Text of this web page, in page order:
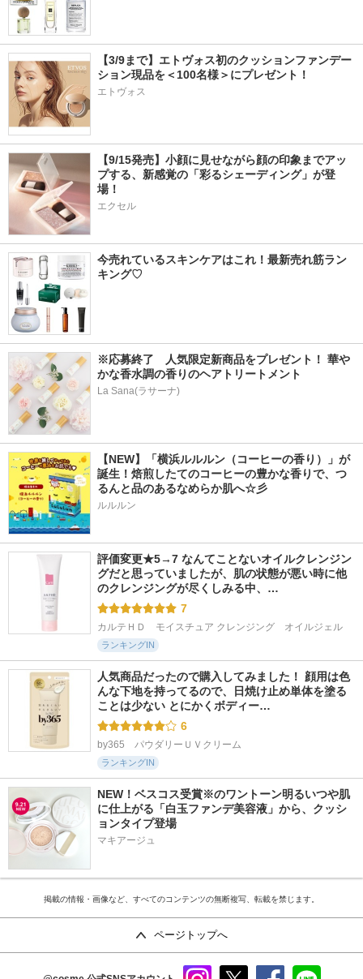
【3/9まで】エトヴォス初のクッションファンデー
ション現品を＜100名様＞にプレゼント！
エトヴォス
【9/15発売】小顔に見せながら顔の印象までアッ
プする、新感覚の「彩るシェーディング」が登
場！
エクセル
今売れているスキンケアはこれ！最新売れ筋ラン
キング♡
※応募終了　人気限定新商品をプレゼント！ 華や
かな香水調の香りのヘアトリートメント
La Sana(ラサーナ)
【NEW】「横浜ルルルン（コーヒーの香り）」が
誕生！焙煎したてのコーヒーの豊かな香りで、つ
るんと品のあるなめらか肌へ☆彡
ルルルン
評価変更★5→7 なんてことないオイルクレンジン
グだと思っていましたが、肌の状態が悪い時に他
のクレンジングが尽くしみる中、…
7
カルテＨＤ　モイスチュア クレンジング　オイルジェル
ランキングIN
人気商品だったので購入してみました！ 顔用は色
んな下地を持ってるので、日焼け止め単体を塗る
ことは少ない とにかくボディー…
6
by365　パウダリーＵＶクリーム
ランキングIN
NEW！ベスコス受賞※のワントーン明るいつや肌
に仕上がる「白玉ファンデ美容液」から、クッシ
ョンタイプ登場
マキアージュ
掲載の情報・画像など、すべてのコンテンツの無断複写、転載を禁じます。
ページトップへ